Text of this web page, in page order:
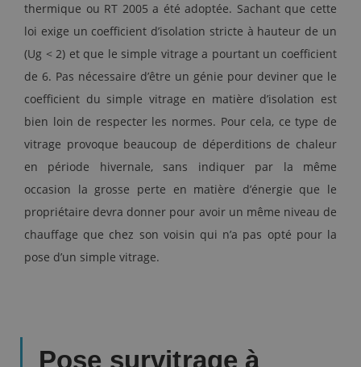
thermique ou RT 2005 a été adoptée. Sachant que cette
loi exige un coefficient d’isolation stricte à hauteur de un
(Ug < 2) et que le simple vitrage a pourtant un coefficient
de 6. Pas nécessaire d’être un génie pour deviner que le
coefficient du simple vitrage en matière d’isolation est
bien loin de respecter les normes. Pour cela, ce type de
vitrage provoque beaucoup de déperditions de chaleur
en période hivernale, sans indiquer par la même
occasion la grosse perte en matière d’énergie que le
propriétaire devra donner pour avoir un même niveau de
chauffage que chez son voisin qui n’a pas opté pour la
pose d’un simple vitrage.
Pose survitrage à